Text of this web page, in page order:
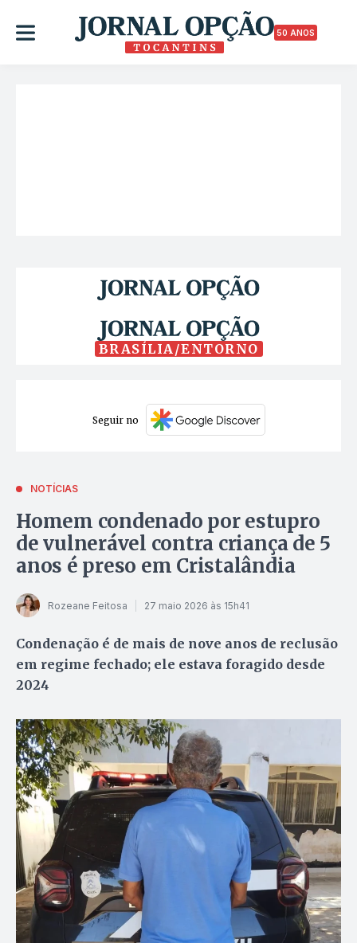
50 ANOS
BRASÍLIA/ENTORNO
Seguir no
NOTÍCIAS
Homem condenado por estupro
de vulnerável contra criança de 5
anos é preso em Cristalândia
Rozeane Feitosa 27 maio 2026 às 15h41
Condenação é de mais de nove anos de reclusão
em regime fechado; ele estava foragido desde
2024